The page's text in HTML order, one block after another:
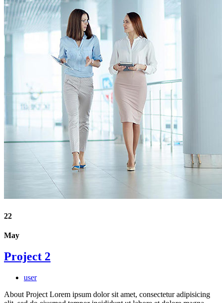
22
May
Project 2
user
About Project Lorem ipsum dolor sit amet, consectetur adipisicing